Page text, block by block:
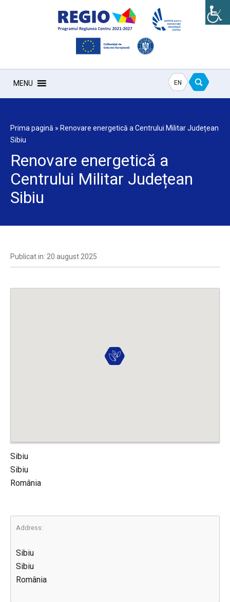
MENU EN
Prima pagină » Renovare energetică a Centrului Militar Județean
Sibiu
Renovare energetică a
Centrului Militar Județean
Sibiu
Publicat in: 20 august 2025
Sibiu
Sibiu
România
Address:
Sibiu
Sibiu
România